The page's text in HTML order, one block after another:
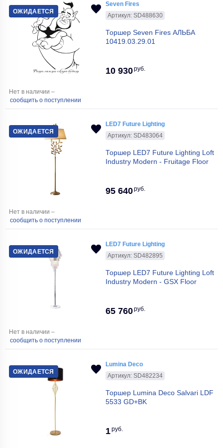
ОЖИДАЕТСЯ
Seven Fires
Артикул: SD488630
Торшер Seven Fires АЛЬБА
10419.03.29.01
10 930руб.
Нет в наличии –
сообщить о поступлении
ОЖИДАЕТСЯ
LED7 Future Lighting
Артикул: SD483064
Торшер LED7 Future Lighting Loft
Industry Modern - Fruitage Floor
95 640руб.
Нет в наличии –
сообщить о поступлении
ОЖИДАЕТСЯ
LED7 Future Lighting
Артикул: SD482895
Торшер LED7 Future Lighting Loft
Industry Modern - GSX Floor
65 760руб.
Нет в наличии –
сообщить о поступлении
ОЖИДАЕТСЯ
Lumina Deco
Артикул: SD482234
Торшер Lumina Deco Salvari LDF
5533 GD+BK
1руб.